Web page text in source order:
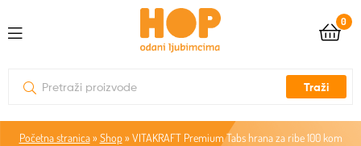
0
Traži
Početna stranica» Shop» VITAKRAFT Premium Tabs hrana za ribe 100 kom